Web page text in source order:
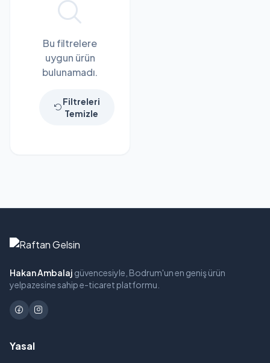
Bu filtrelere
uygun ürün
bulunamadı.
Filtreleri
Temizle
Hakan Ambalaj güvencesiyle, Bodrum'un en geniş ürün
yelpazesine sahip e-ticaret platformu.
Yasal